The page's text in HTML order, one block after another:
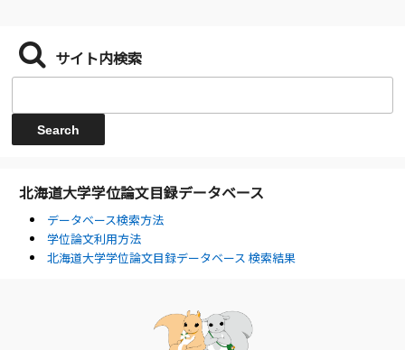
サイト内検索
北海道大学学位論文目録データベース
データベース検索方法
学位論文利用方法
北海道大学学位論文目録データベース 検索結果